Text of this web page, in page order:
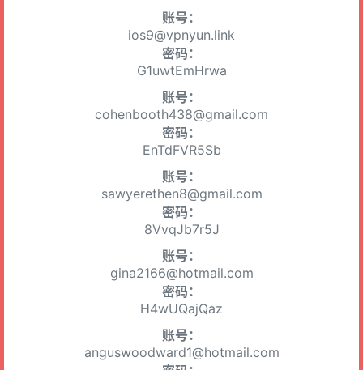
账号：
ios9@vpnyun.link
密码：
G1uwtEmHrwa
账号：
cohenbooth438@gmail.com
密码：
EnTdFVR5Sb
账号：
sawyerethen8@gmail.com
密码：
8VvqJb7r5J
账号：
gina2166@hotmail.com
密码：
H4wUQajQaz
账号：
anguswoodward1@hotmail.com